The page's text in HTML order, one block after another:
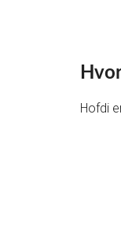
Hofdi